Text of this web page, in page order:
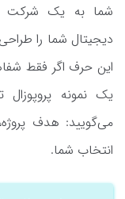
شما به یک شرکت
این حرف اگر فقط
یک نمونه
می‌گویید: هدف
انتخاب شما.